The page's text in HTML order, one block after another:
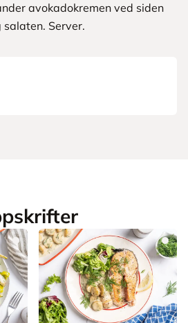
avokadokremen ved siden
Server.